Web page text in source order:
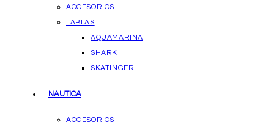
ACCESORIOS
TABLAS
AQUAMARINA
SHARK
SKATINGER
NAUTICA
ACCESORIOS